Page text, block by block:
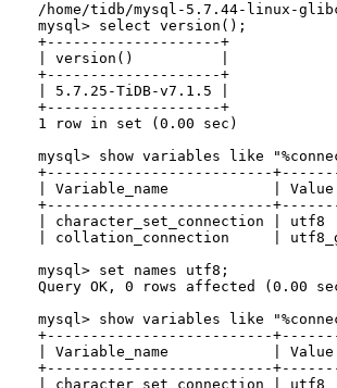
/home/tidb/mysql-5.7.44-linux-
mysql> select version();
+--------------------+
| version()          |
+--------------------+
| 5.7.25-TiDB-v7.1.5 |
+--------------------+
1 row in set (0.00 sec)
mysql> show variables like
+--------------------------
| Variable_name            |
+--------------------------
| character_set_connection |
| collation_connection     |
mysql> set names utf8;
Query OK, 0 rows affected (0.00
mysql> show variables like
+--------------------------
| Variable_name            |
+--------------------------
| character_set_connection |